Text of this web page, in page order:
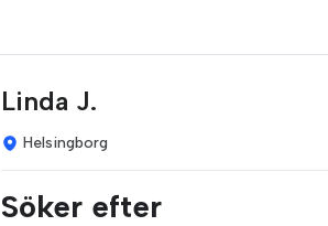
Linda J.
Helsingborg
Söker efter